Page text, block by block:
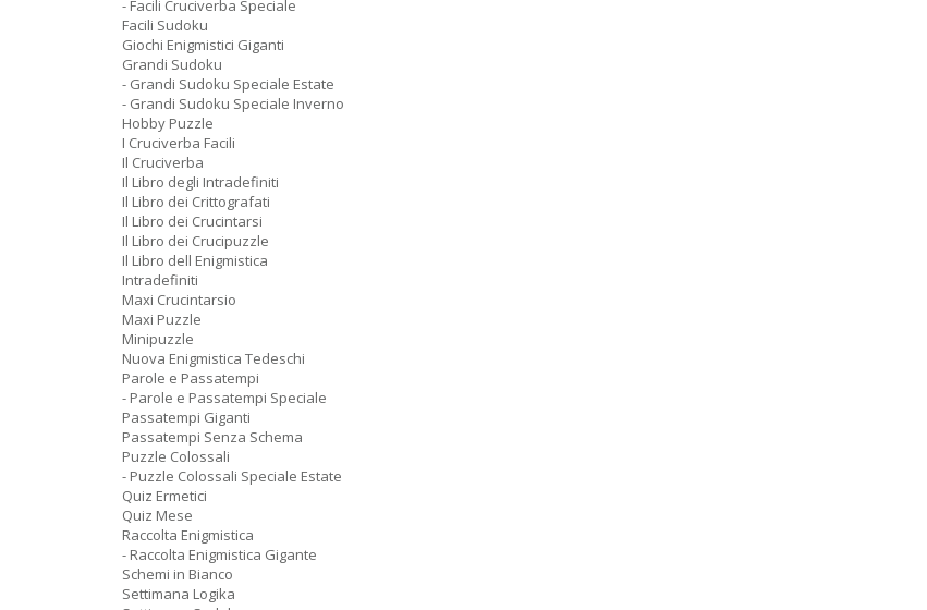
- Facili Cruciverba Speciale
Facili Sudoku
Giochi Enigmistici Giganti
Grandi Sudoku
- Grandi Sudoku Speciale Estate
- Grandi Sudoku Speciale Inverno
Hobby Puzzle
I Cruciverba Facili
Il Cruciverba
Il Libro degli Intradefiniti
Il Libro dei Crittografati
Il Libro dei Crucintarsi
Il Libro dei Crucipuzzle
Il Libro dell Enigmistica
Intradefiniti
Maxi Crucintarsio
Maxi Puzzle
Minipuzzle
Nuova Enigmistica Tedeschi
Parole e Passatempi
- Parole e Passatempi Speciale
Passatempi Giganti
Passatempi Senza Schema
Puzzle Colossali
- Puzzle Colossali Speciale Estate
Quiz Ermetici
Quiz Mese
Raccolta Enigmistica
- Raccolta Enigmistica Gigante
Schemi in Bianco
Settimana Logika